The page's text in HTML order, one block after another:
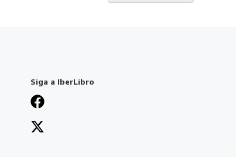
Siga a IberLibro